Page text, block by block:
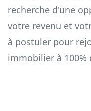
recherche d'une
votre revenu et
à postuler pour
immobilier à 100%